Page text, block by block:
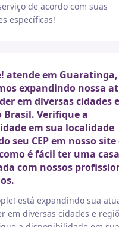
de acordo com suas
específicas!
atende em Guaratinga,
expandindo nossa
em diversas cidades e
Brasil. Verifique a
em sua localidade
seu CEP em nosso site
é fácil ter uma
com nossos
está expandindo sua
em diversas cidades e